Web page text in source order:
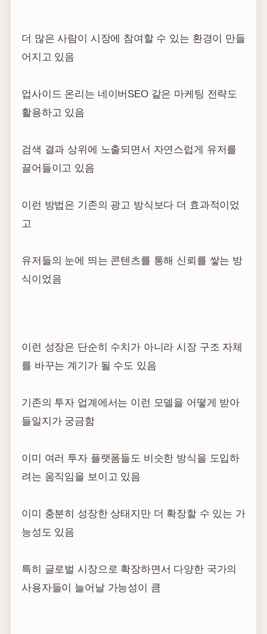
더 많은 사람이 시장에 참여할 수 있는 환경이 만들
어지고 있음
업사이드 온리는 네이버SEO 같은 마케팅 전략도
활용하고 있음
검색 결과 상위에 노출되면서 자연스럽게 유저를
끌어들이고 있음
이런 방법은 기존의 광고 방식보다 더 효과적이었
고
유저들의 눈에 띄는 콘텐츠를 통해 신뢰를 쌓는 방
식이었음
이런 성장은 단순히 수치가 아니라 시장 구조 자체
를 바꾸는 계기가 될 수도 있음
기존의 투자 업계에서는 이런 모델을 어떻게 받아
들일지가 궁금함
이미 여러 투자 플랫폼들도 비슷한 방식을 도입하
려는 움직임을 보이고 있음
이미 충분히 성장한 상태지만 더 확장할 수 있는 가
능성도 있음
특히 글로벌 시장으로 확장하면서 다양한 국가의
사용자들이 늘어날 가능성이 큼